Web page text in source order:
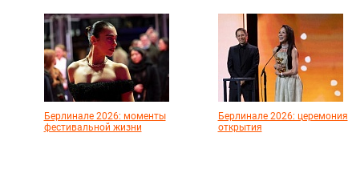
Берлинале 2026: моменты
фестивальной жизни
Берлинале 2026: церемония
открытия